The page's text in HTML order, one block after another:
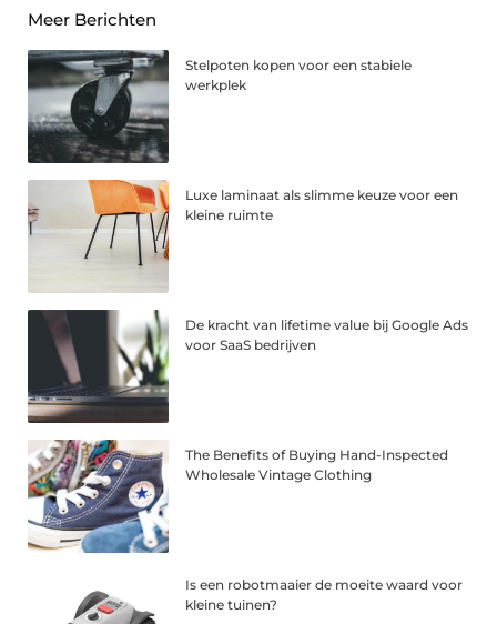
Meer Berichten
Stelpoten kopen voor een stabiele
werkplek
Luxe laminaat als slimme keuze voor een
kleine ruimte
De kracht van lifetime value bij Google Ads
voor SaaS bedrijven
The Benefits of Buying Hand-Inspected
Wholesale Vintage Clothing
Is een robotmaaier de moeite waard voor
kleine tuinen?